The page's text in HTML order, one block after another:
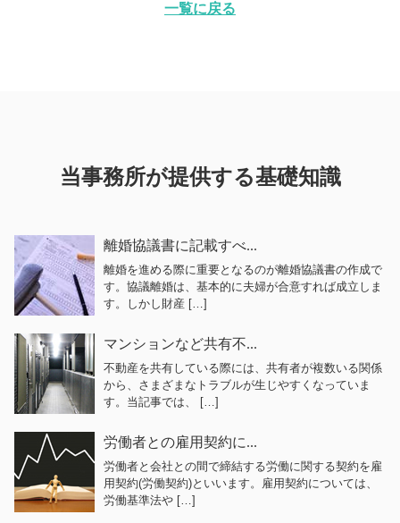
一覧に戻る
当事務所が提供する基礎知識
離婚協議書に記載すべ...
離婚を進める際に重要となるのが離婚協議書の作成で
す。協議離婚は、基本的に夫婦が合意すれば成立しま
す。しかし財産 […]
マンションなど共有不...
不動産を共有している際には、共有者が複数いる関係
から、さまざまなトラブルが生じやすくなっていま
す。当記事では、 […]
労働者との雇用契約に...
労働者と会社との間で締結する労働に関する契約を雇
用契約(労働契約)といいます。雇用契約については、
労働基準法や […]